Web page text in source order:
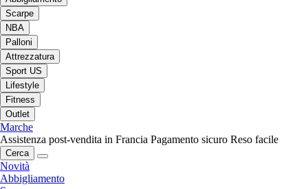
Scarpe
NBA
Palloni
Attrezzatura
Sport US
Lifestyle
Fitness
Outlet
Marche
Assistenza post-vendita in Francia Pagamento sicuro Reso facile
Cerca
Novità
Abbigliamento